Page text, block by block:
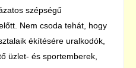
szépségű
Nem csoda tehát, hogy
ékítésére uralkodók,
üzlet- és sportemberek,